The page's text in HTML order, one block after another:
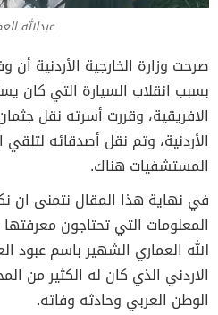
عبدالله
صرحت وزارة الخارجية الأردنية أن
بسبب انقلاب السيارة التي كان
الافريقية، وقررت أسرته نقل
الأردنية، وتم نقل أصدقائه
المستشفيات هناك.
في نهاية هذا المقال نتمنى ان
المعلومات التي تحتاجون
الله العماري الشهير باسم عبود
الاردني الذي كان له الكثير من
الوطن العربي وحادثه وفاته.